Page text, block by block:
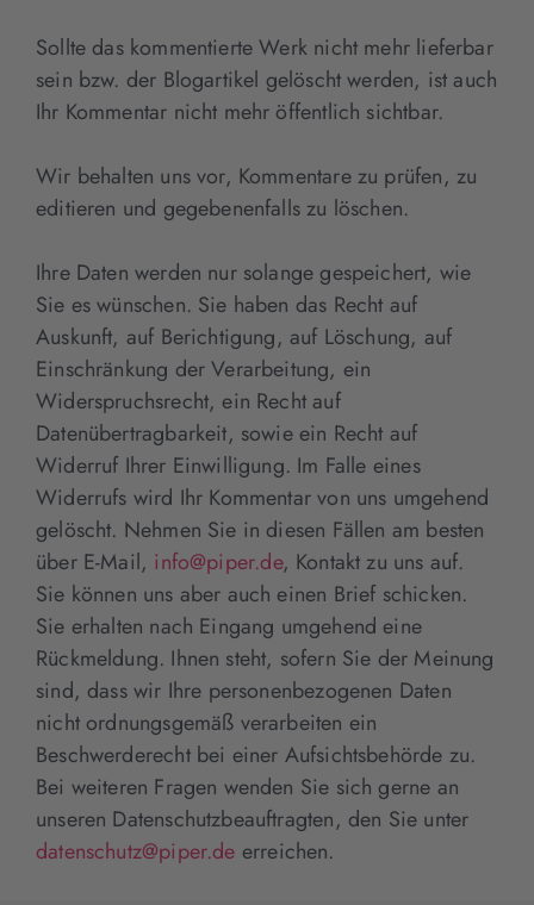
Sollte das kommentierte Werk nicht mehr lieferbar
sein bzw. der Blogartikel gelöscht werden, ist auch
Ihr Kommentar nicht mehr öffentlich sichtbar.
Wir behalten uns vor, Kommentare zu prüfen, zu
editieren und gegebenenfalls zu löschen.
Ihre Daten werden nur solange gespeichert, wie
Sie es wünschen. Sie haben das Recht auf
Auskunft, auf Berichtigung, auf Löschung, auf
Einschränkung der Verarbeitung, ein
Widerspruchsrecht, ein Recht auf
Datenübertragbarkeit, sowie ein Recht auf
Widerruf Ihrer Einwilligung. Im Falle eines
Widerrufs wird Ihr Kommentar von uns umgehend
gelöscht. Nehmen Sie in diesen Fällen am besten
über E-Mail, info@piper.de, Kontakt zu uns auf.
Sie können uns aber auch einen Brief schicken.
Sie erhalten nach Eingang umgehend eine
Rückmeldung. Ihnen steht, sofern Sie der Meinung
sind, dass wir Ihre personenbezogenen Daten
nicht ordnungsgemäß verarbeiten ein
Beschwerderecht bei einer Aufsichtsbehörde zu.
Bei weiteren Fragen wenden Sie sich gerne an
unseren Datenschutzbeauftragten, den Sie unter
datenschutz@piper.de erreichen.